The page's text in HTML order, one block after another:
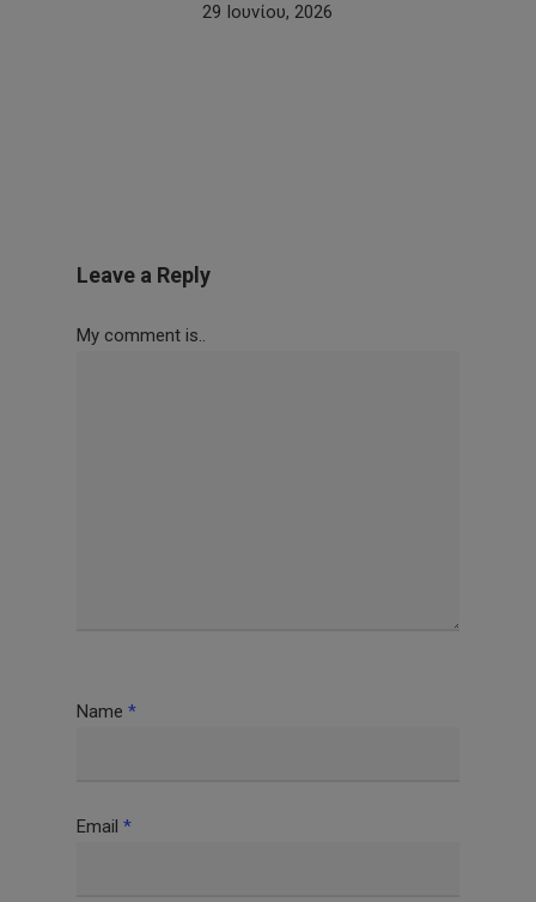
29 Ιουνίου, 2026
Leave a Reply
My comment is..
Name *
Email *